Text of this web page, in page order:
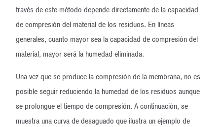
través de este método depende directamente de la capacidad
de compresión del material de los residuos. En líneas
generales, cuanto mayor sea la capacidad de compresión del
material, mayor será la humedad eliminada.
Una vez que se produce la compresión de la membrana, no es
posible seguir reduciendo la humedad de los residuos aunque
se prolongue el tiempo de compresión. A continuación, se
muestra una curva de desaguado que ilustra un ejemplo de